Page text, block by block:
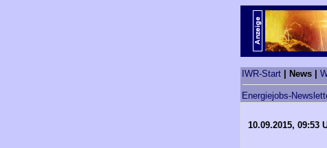
IWR-Start | News |
Energiejobs-
10.09.2015, 09:53